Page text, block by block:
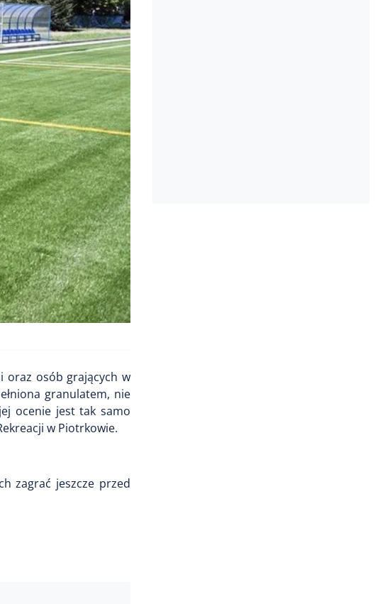
oraz osób grających w
granulatem, nie
ocenie jest tak samo
w Piotrkowie.
zagrać jeszcze przed